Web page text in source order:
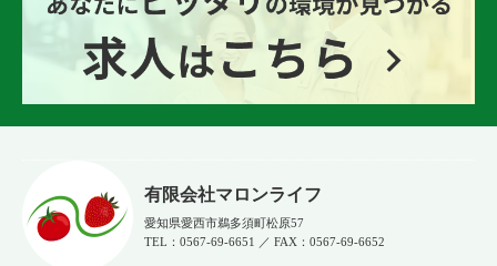
有限会社マロンライフ
愛知県愛西市鵜多須町松原57
TEL：0567-69-6651 ／ FAX：0567‐69‐6652